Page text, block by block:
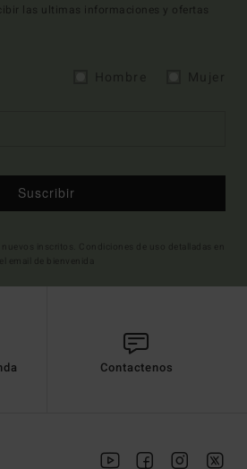
las ultimas informaciones y ofertas
Suscribir
Contactenos